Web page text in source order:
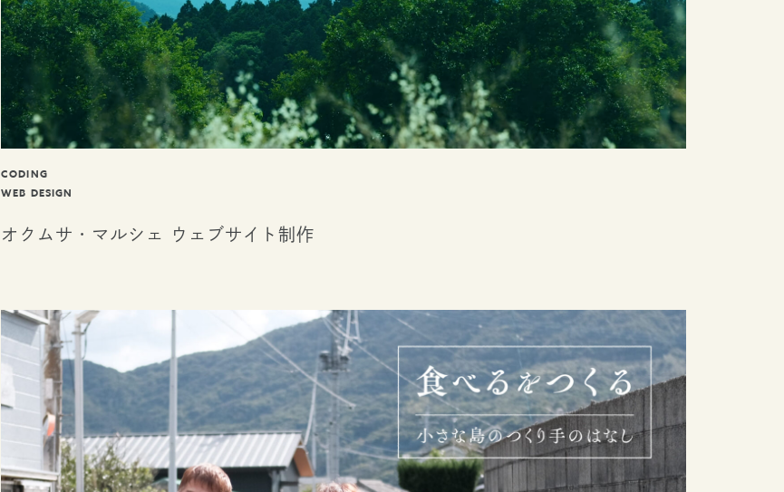
CODING
WEB DESIGN
オクムサ・マルシェ ウェブサイト制作